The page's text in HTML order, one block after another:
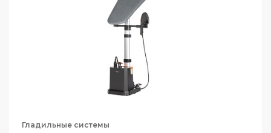
Гладильные системы